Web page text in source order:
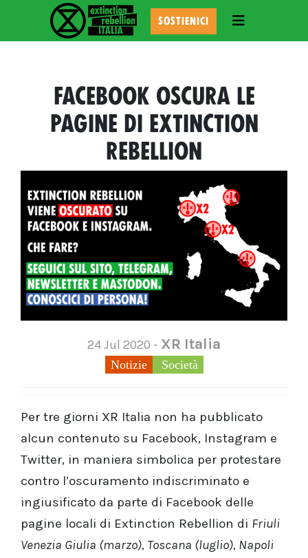
SOSTIENICI TOGGLE
FACEBOOK OSCURA LE
PAGINE DI EXTINCTION
REBELLION
24 Jul 2020 - XR Italia
Notizie Società
Per tre giorni XR Italia non ha pubblicato
alcun contenuto su Facebook, Instagram e
Twitter, in maniera simbolica per protestare
contro l’oscuramento indiscriminato e
ingiusificato da parte di Facebook delle
pagine locali di Extinction Rebellion di Friuli
Venezia Giulia (marzo), Toscana (luglio), Napoli